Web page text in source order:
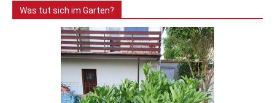
Was tut sich im Garten?